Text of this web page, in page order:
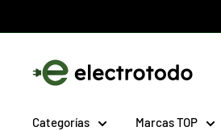
direto
Electrotodo.es
Categorías Marcas TOP